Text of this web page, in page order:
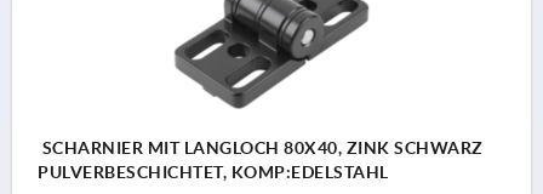
SCHARNIER MIT LANGLOCH 80X40, ZINK SCHWARZ
PULVERBESCHICHTET, KOMP:EDELSTAHL